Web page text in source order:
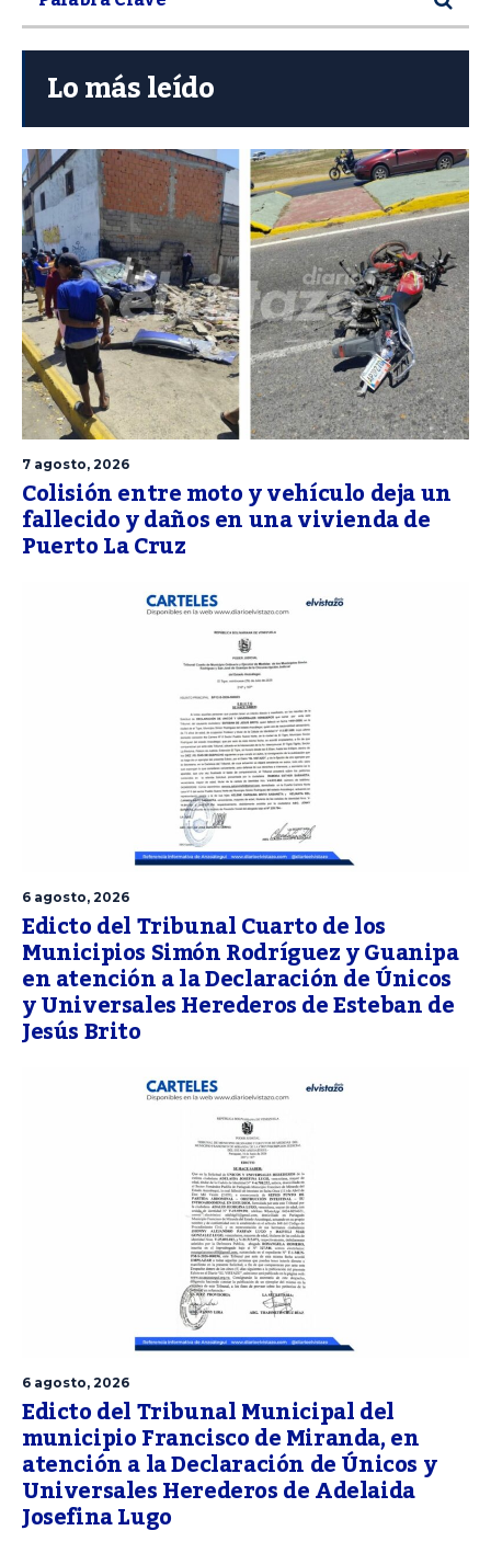
Lo más leído
7 agosto, 2026
Colisión entre moto y vehículo deja un
fallecido y daños en una vivienda de
Puerto La Cruz
6 agosto, 2026
Edicto del Tribunal Cuarto de los
Municipios Simón Rodríguez y Guanipa
en atención a la Declaración de Únicos
y Universales Herederos de Esteban de
Jesús Brito
6 agosto, 2026
Edicto del Tribunal Municipal del
municipio Francisco de Miranda, en
atención a la Declaración de Únicos y
Universales Herederos de Adelaida
Josefina Lugo